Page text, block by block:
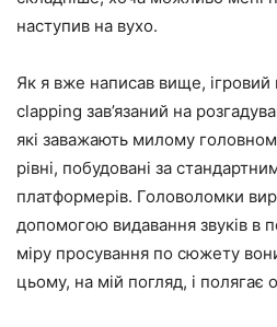
наступив на вухо.
Як я вже написав вище,
clapping зав’язаний на
які заважають милому
рівні, побудовані за
платформерів. Головоломки
допомогою видавання звуків в
міру просування по сюжету
цьому, на мій погляд, і полягає